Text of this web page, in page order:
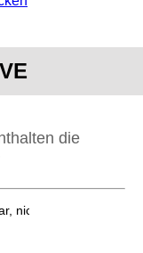
die
nicht bestellbar